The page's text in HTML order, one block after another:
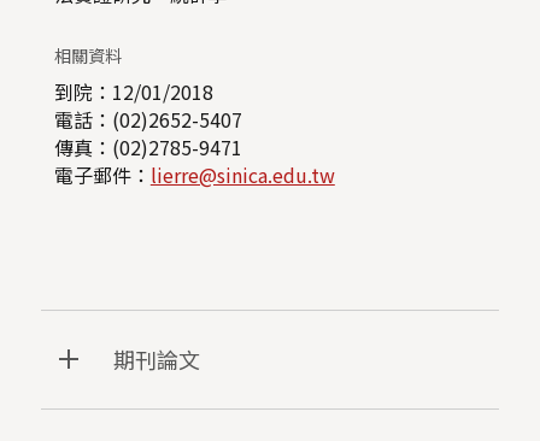
相關資料
到院：12/01/2018
電話：(02)2652-5407
傳真：(02)2785-9471
電子郵件： lierre@sinica.edu.tw
期刊論文